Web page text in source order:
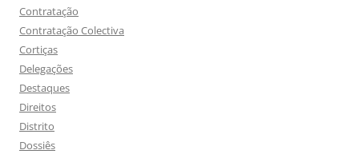
Contratação
Contratação Colectiva
Cortiças
Delegações
Destaques
Direitos
Distrito
Dossiês